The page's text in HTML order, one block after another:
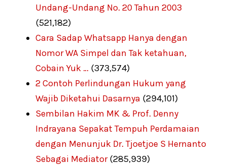
Undang-Undang No. 20 Tahun 2003
(521,182)
Cara Sadap Whatsapp Hanya dengan
Nomor WA Simpel dan Tak ketahuan,
Cobain Yuk … (373,574)
2 Contoh Perlindungan Hukum yang
Wajib Diketahui Dasarnya (294,101)
Sembilan Hakim MK & Prof. Denny
Indrayana Sepakat Tempuh Perdamaian
dengan Menunjuk Dr. Tjoetjoe S Hernanto
Sebagai Mediator (285,939)